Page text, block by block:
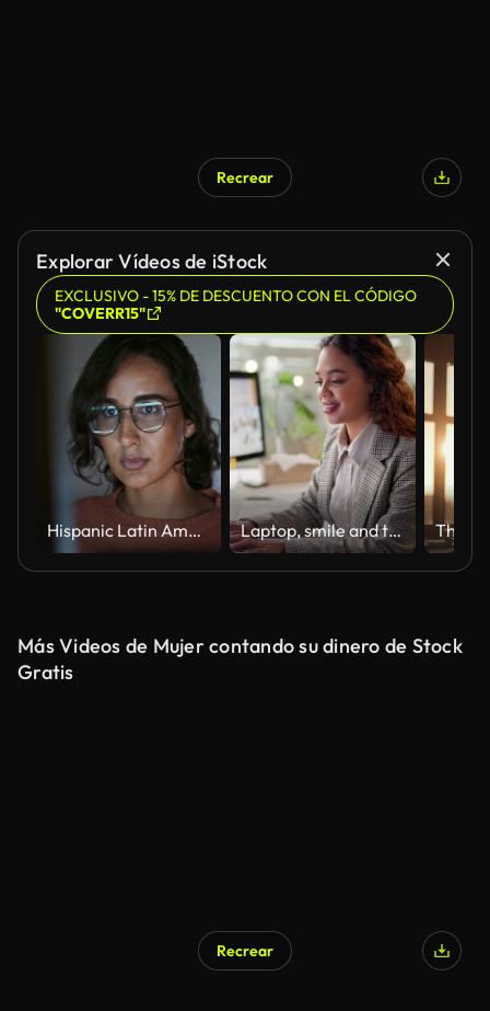
Generado por IA
Recrear
Explorar Vídeos de iStock
EXCLUSIVO - 15% DE DESCUENTO CON EL CÓDIGO
"COVERR15"
Hispanic Latin American woman, software engineer developer use computer at home office, work on program coding at night. Programming language development technology, freelance work from home concept Laptop, smile and typing with business woman at desk in office for editing of internet magazine. Computer, interior design and publishing with happy African employee in workplace for creative career
Más Videos de Mujer contando su dinero de Stock
Gratis
Recrear